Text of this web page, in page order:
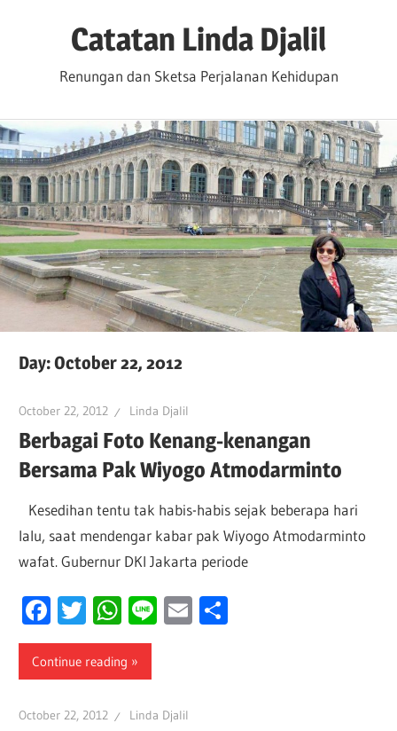
Catatan Linda Djalil
Renungan dan Sketsa Perjalanan Kehidupan
Day:October 22, 2012
October 22, 2012 Linda Djalil
Berbagai Foto Kenang-kenangan
Bersama Pak Wiyogo Atmodarminto
Kesedihan tentu tak habis-habis sejak beberapa hari
lalu, saat mendengar kabar pak Wiyogo Atmodarminto
wafat. Gubernur DKI Jakarta periode
Facebook
Twitter
WhatsApp
LineEmail
Continue reading
October 22, 2012 Linda Djalil